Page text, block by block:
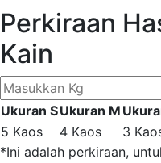
Perkiraan
Kain
Ukuran SUkuran M
5 Kaos
4 Kaos 3
*Ini adalah perkiraan,